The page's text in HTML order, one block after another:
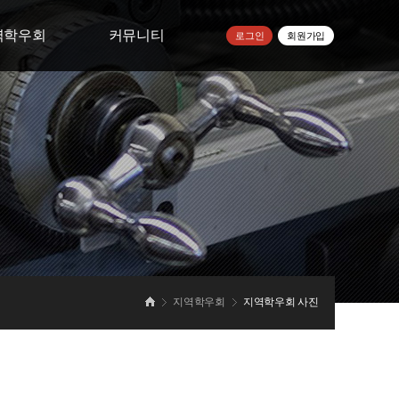
학우회
회 모임방
우회 소식
우회 사진
커뮤니티
공지사항
자주하는질문
건의사항
학교소식
로그인 회원가입
지역학우회 지역학우회 사진